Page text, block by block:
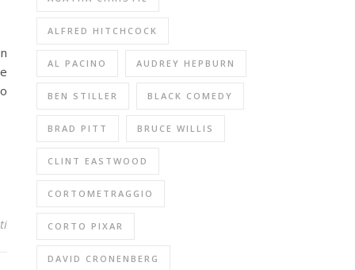
ALFRED HITCHCOCK
AL PACINO AUDREY HEPBURN
BEN STILLER BLACK COMEDY
BRAD PITT BRUCE WILLIS
CLINT EASTWOOD
CORTOMETRAGGIO
CORTO PIXAR
DAVID CRONENBERG